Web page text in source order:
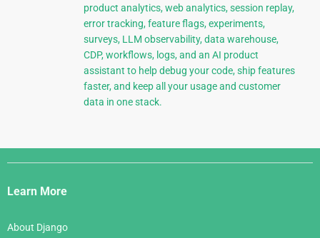
product analytics, web analytics, session replay,
error tracking, feature flags, experiments,
surveys, LLM observability, data warehouse,
CDP, workflows, logs, and an AI product
assistant to help debug your code, ship features
faster, and keep all your usage and customer
data in one stack.
Django
Links
Learn More
About Django